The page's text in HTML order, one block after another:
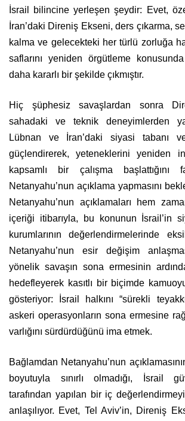
İsrail bilincine yerleşen şeydir: Evet,
İran’daki Direniş Ekseni, ders çıkarma,
kalma ve gelecekteki her türlü zorluğa
saflarını yeniden örgütleme
daha kararlı bir şekilde çıkmıştır.
Hiç şüphesiz savaşlardan sonra
sahadaki ve teknik deneyimlerden
Lübnan ve İran’daki siyasi tabanı
güçlendirerek, yeteneklerini yeniden
kapsamlı bir çalışma
Netanyahu’nun açıklama yapmasını
Netanyahu’nun açıklamaları hem
içeriği itibarıyla, bu konunun İsrail’in
kurumlarının değerlendirmelerinde
Netanyahu’nun esir değişim
yönelik savaşın sona ermesinin
hedefleyerek kasıtlı bir biçimde
gösteriyor: İsrail halkını “sürekli
askeri operasyonların sona ermesine
varlığını sürdürdüğünü ima etmek.
Bağlamdan Netanyahu’nun
boyutuyla sınırlı olmadığı, İsrail
tarafından yapılan bir iç değerlendirmeyi
anlaşılıyor. Evet, Tel Aviv’in, Direniş